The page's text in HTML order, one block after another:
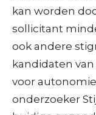
kan worden
sollicitant
ook andere
kandidaten
voor
onderzoeker